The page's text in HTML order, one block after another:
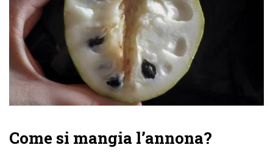
Come si mangia l’annona?